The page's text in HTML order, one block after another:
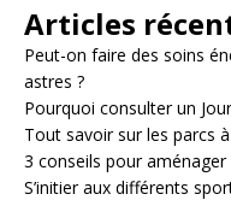
Articles
Peut-on faire des soins
astres ?
Pourquoi consulter un
Tout savoir sur les parcs
3 conseils pour
S’initier aux différents